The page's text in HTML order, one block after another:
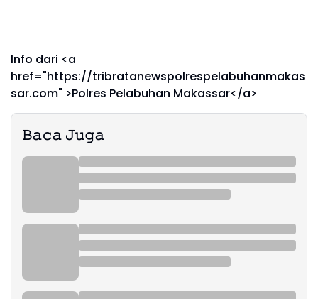
Info dari <a
href="https://tribratanewspolrespelabuhanmakas
sar.com" >Polres Pelabuhan Makassar</a>
𝙱𝚊𝚌𝚊 𝙹𝚞𝚐𝚊